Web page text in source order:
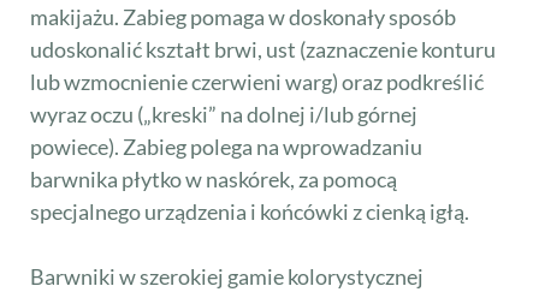
makijażu. Zabieg pomaga w doskonały sposób
udoskonalić kształt brwi, ust (zaznaczenie konturu
lub wzmocnienie czerwieni warg) oraz podkreślić
wyraz oczu („kreski” na dolnej i/lub górnej
powiece). Zabieg polega na wprowadzaniu
barwnika płytko w naskórek, za pomocą
specjalnego urządzenia i końcówki z cienką igłą.
Barwniki w szerokiej gamie kolorystycznej